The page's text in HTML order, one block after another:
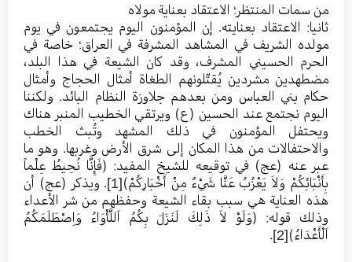
من سمات المنتظر؛ الاعتقاد بعناية مولاه
ثانيا: الاعتقاد بعنايته. إن المؤمنون اليوم يجتمعون في يوم
مولده الشريف في المشاهد المشرفة في العراق؛ خاصة في
الحرم الحسيني المشرف، وقد كان الشيعة في هذا البلد،
مضطهدين مشردين يُقتّلونهم الطغاة أمثال الحجاج وأمثال
حكام بني العباس ومن بعدهم جلاوزة النظام البائد. ولكننا
اليوم نجتمع عند الحسين (ع) ويرتقي الخطيب المنبر هناك
ويحتفل المؤمنون في ذلك المشهد وتُبث الخطب
والاحتفالات من هذا المكان إلى شرق الأرض وغربها. وهو ما
عبر عنه (عج) في توقيعه للشيخ المفيد: (فَإِنَّا نُحِيطُ عِلْماً
بِأَنْبَائِكُمْ وَلاَ يَعْزُبُ عَنَّا شَيْءٌ مِنْ أَخْبَارِكُمْ)[1]
. ويذكر (عج) أن
هذه العناية هي سبب بقاء الشيعة وحفظهم من شر الأعداء
وذلك قوله: (وَلَوْ لاَ ذَلِكَ لَنَزَلَ بِكُمُ اَللَّأْوَاءُ وَاِصْطَلَمَكُمُ
اَلْأَعْدَاءُ)[2]
.